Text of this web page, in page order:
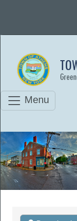
Menu